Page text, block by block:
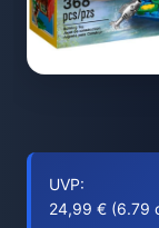
UVP:
24,99 € (6.79